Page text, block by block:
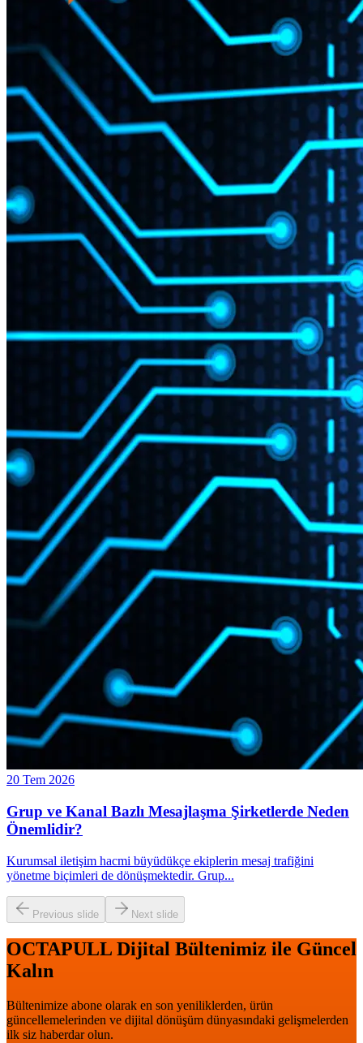
20 Tem 2026
Grup ve Kanal Bazlı Mesajlaşma Şirketlerde Neden
Önemlidir?
Kurumsal iletişim hacmi büyüdükçe ekiplerin mesaj trafiğini
yönetme biçimleri de dönüşmektedir. Grup...
Previous slide Next slide
OCTAPULL Dijital Bültenimiz ile Güncel
Kalın
Bültenimize abone olarak en son yeniliklerden, ürün
güncellemelerinden ve dijital dönüşüm dünyasındaki gelişmelerden
ilk siz haberdar olun.